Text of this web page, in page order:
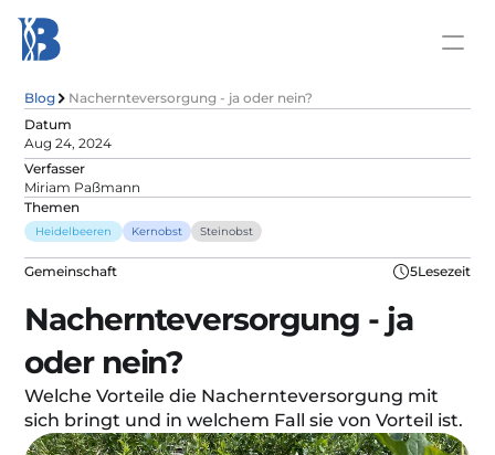
Blog
Nachernteversorgung - ja oder nein?
Datum
Aug 24, 2024
Verfasser
Miriam Paßmann
Themen
Heidelbeeren Kernobst Steinobst
Gemeinschaft 5Lesezeit
Nachernteversorgung - ja
oder nein?
Welche Vorteile die Nachernteversorgung mit
sich bringt und in welchem Fall sie von Vorteil ist.